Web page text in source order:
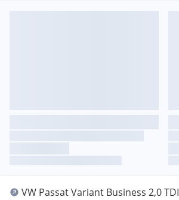
VW Passat Variant Business 2,0 TDI